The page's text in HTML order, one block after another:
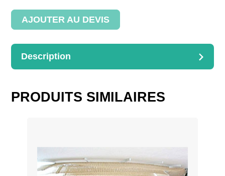
AJOUTER AU DEVIS
Description
Dimensions : 100x50cm
PRODUITS SIMILAIRES